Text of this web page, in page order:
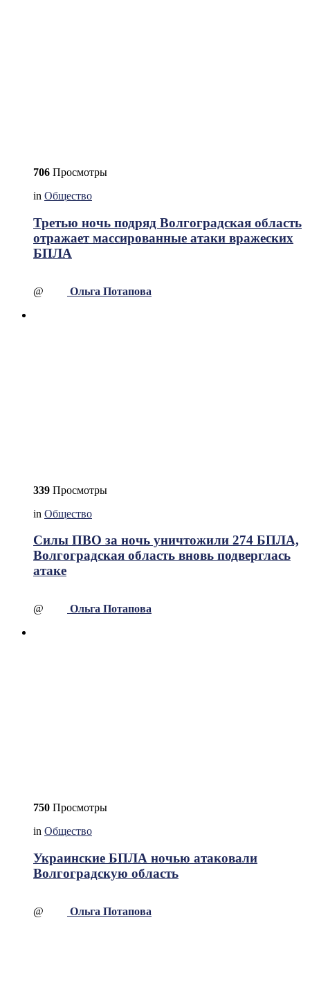
706 Просмотры
in Общество
Третью ночь подряд Волгоградская область
отражает массированные атаки вражеских
БПЛА
@ Ольга Потапова
339 Просмотры
in Общество
Силы ПВО за ночь уничтожили 274 БПЛА,
Волгоградская область вновь подверглась
атаке
@ Ольга Потапова
750 Просмотры
in Общество
Украинские БПЛА ночью атаковали
Волгоградскую область
@ Ольга Потапова